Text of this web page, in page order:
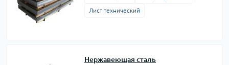
Лист технический
Нержавеющая сталь